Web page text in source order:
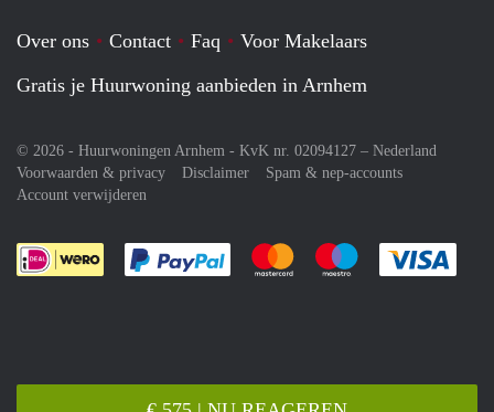
Over ons Contact Faq
Voor Makelaars
Gratis je Huurwoning aanbieden in Arnhem
© 2026 - Huurwoningen Arnhem - KvK nr. 02094127 – Nederland
Voorwaarden & privacy
Disclaimer
Spam & nep-accounts
Account verwijderen
Je rekent gemakkelijk af met Paypal
Je rekent gemakkelijk af met
Je rekent